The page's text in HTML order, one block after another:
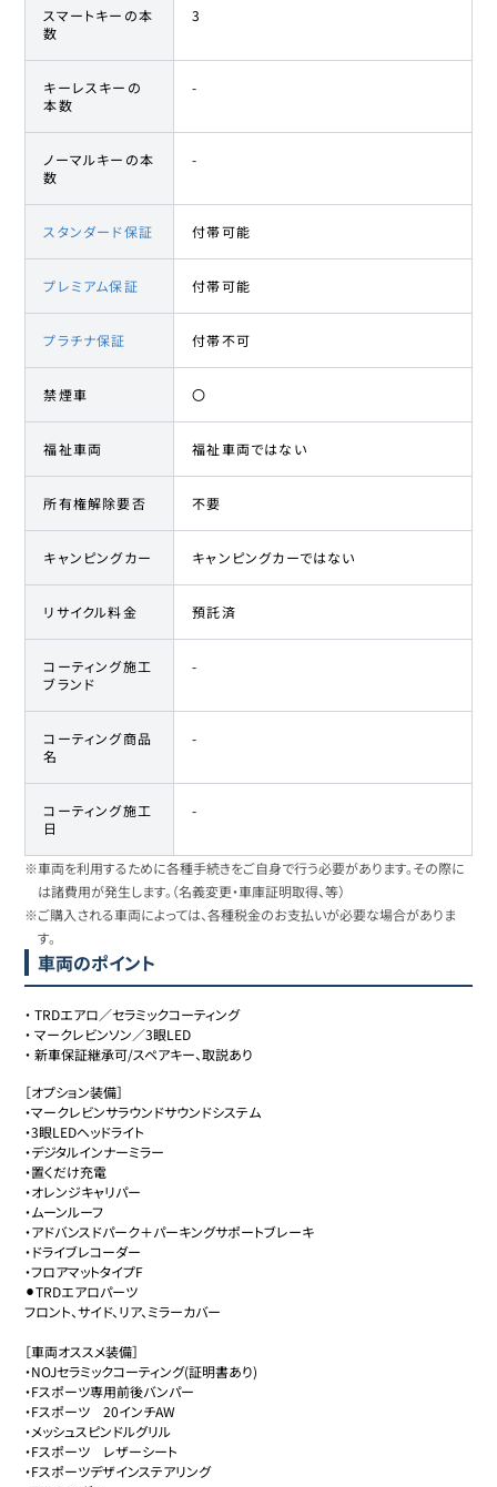
スマートキーの本
数
3
キーレスキーの
本数
-
ノーマルキーの本
数
-
スタンダード保証 付帯可能
プレミアム保証 付帯可能
プラチナ保証 付帯不可
禁煙車 〇
福祉車両 福祉車両ではない
所有権解除要否 不要
キャンピングカー キャンピングカーではない
リサイクル料金 預託済
コーティング施工
ブランド
-
コーティング商品
名
-
コーティング施工
日
-
※車両を利用するために各種手続きをご自身で行う必要があります。その際に
は諸費用が発生します。（名義変更・車庫証明取得、等）
※ご購入される車両によっては、各種税金のお支払いが必要な場合がありま
す。
車両のポイント
・TRDエアロ／セラミックコーティング
・マークレビンソン／3眼LED
・新車保証継承可/スペアキー、取説あり
［オプション装備］
・マークレビンサラウンドサウンドシステム
・3眼LEDヘッドライト
・デジタルインナーミラー
・置くだけ充電
・オレンジキャリパー
・ムーンルーフ
・アドバンスドパーク＋パーキングサポートブレーキ
・ドライブレコーダー
・フロアマットタイプF
⚫︎TRDエアロパーツ
フロント、サイド、リア、ミラーカバー
［車両オススメ装備］
・NOJセラミックコーティング(証明書あり)
・Fスポーツ専用前後バンパー
・Fスポーツ　20インチAW
・メッシュスピンドルグリル
・Fスポーツ　レザーシート
・Fスポーツデザインステアリング